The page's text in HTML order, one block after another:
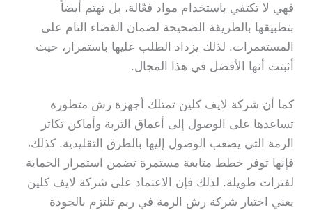
فهي لا تكتفي باستخدام مواد فعّالة، بل تهتم أيضاً
بتطبيقها بالطريقة الصحيحة لضمان القضاء التام على
المستعمرات. لذلك يزداد الطلب عليها باستمرار، حيث
أثبتت أنها الأفضل في هذا المجال.
كما أن شركة لايف كلين تمتلك أجهزة رش متطورة
تساعدها على الوصول إلى أعماق التربة وأماكن تكاثر
الرمة التي يصعب الوصول إليها بالطرق التقليدية. كذلك،
فإنها توفر خطط متابعة مستمرة تضمن استمرار الحماية
لفترات طويلة. لذلك فإن الاعتماد على شركة لايف كلين
يعني اختيار شركة رش الرمة في ريم تلتزم بالجودة